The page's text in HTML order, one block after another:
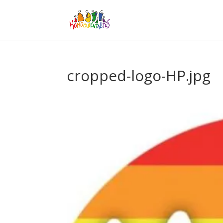
cropped-logo-HP.jpg